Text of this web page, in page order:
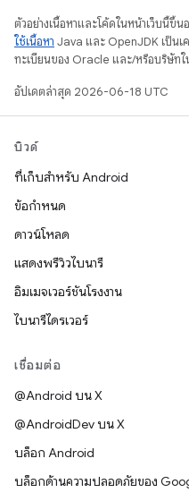
ตัวอย่างเนื้อหาและโค้ดในหน้าเว็บนี้ขึ้
ใช้เนื้อหา Java และ OpenJDK เป็นเ
ทะเบียนของ Oracle และ/หรือบริษัทใ
อัปเดตล่าสุด 2026-06-18 UTC
บิวด์
ที่เก็บสำหรับ Android
ข้อกำหนด
ดาวน์โหลด
แสดงพรีวิวไบนารี
อิมเมจเวอร์ชันโรงงาน
ไบนารีไดรเวอร์
เชื่อมต่อ
@Android บน X
@AndroidDev บน X
บล็อก Android
บล็อกด้านความปลอดภัยของ